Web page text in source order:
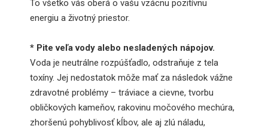
To všetko vás oberá o vašu vzácnu pozitívnu
energiu a životný priestor.
* Pite veľa vody alebo nesladených nápojov.
Voda je neutrálne rozpúšťadlo, odstraňuje z tela
toxíny. Jej nedostatok môže mať za následok vážne
zdravotné problémy – tráviace a cievne, tvorbu
obličkových kameňov, rakovinu močového mechúra,
zhoršenú pohyblivosť kĺbov, ale aj zlú náladu,